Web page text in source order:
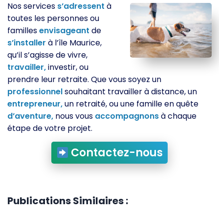
Nos services s’adressent à
toutes les personnes ou
famillesenvisageant de
s’installer à l’île Maurice,
qu’il s’agisse de vivre,
travailler,investir, ou
prendre leur retraite. Que vous soyez un
professionnelsouhaitant travailler à distance, un
entrepreneur,un retraité, ou une famille en quête
d’aventure, nous vous accompagnonsà chaque
étape de votre projet.
Contactez-nous
Publications Similaires :